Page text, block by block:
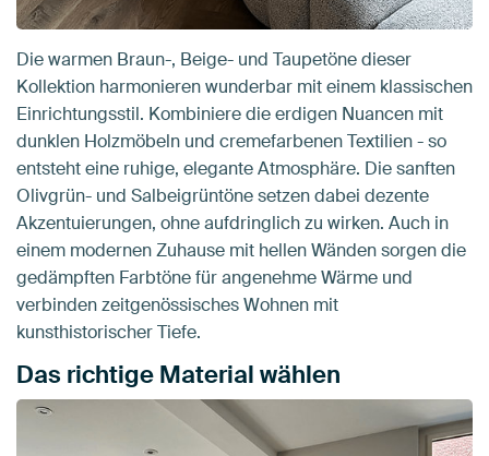
Die warmen Braun-, Beige- und Taupetöne dieser
Kollektion harmonieren wunderbar mit einem klassischen
Einrichtungsstil. Kombiniere die erdigen Nuancen mit
dunklen Holzmöbeln und cremefarbenen Textilien - so
entsteht eine ruhige, elegante Atmosphäre. Die sanften
Olivgrün- und Salbeigrüntöne setzen dabei dezente
Akzentuierungen, ohne aufdringlich zu wirken. Auch in
einem modernen Zuhause mit hellen Wänden sorgen die
gedämpften Farbtöne für angenehme Wärme und
verbinden zeitgenössisches Wohnen mit
kunsthistorischer Tiefe.
Das richtige Material wählen